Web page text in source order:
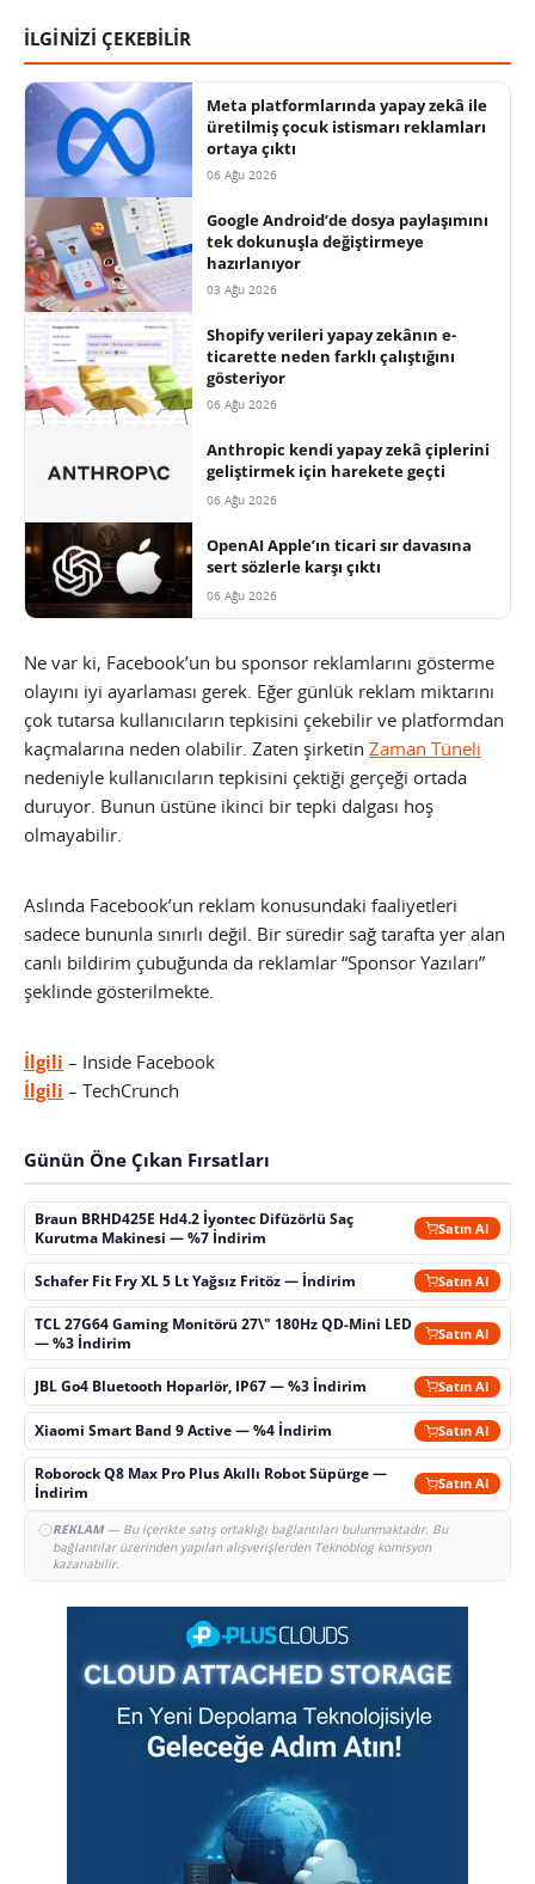
İLGİNİZİ ÇEKEBİLİR
Meta platformlarında yapay zekâ ile
üretilmiş çocuk istismarı reklamları
ortaya çıktı
06 Ağu 2026
Google Android’de dosya paylaşımını
tek dokunuşla değiştirmeye
hazırlanıyor
03 Ağu 2026
Shopify verileri yapay zekânın e-
ticarette neden farklı çalıştığını
gösteriyor
06 Ağu 2026
Anthropic kendi yapay zekâ çiplerini
geliştirmek için harekete geçti
06 Ağu 2026
OpenAI Apple’ın ticari sır davasına
sert sözlerle karşı çıktı
06 Ağu 2026
Ne var ki, Facebook’un bu sponsor reklamlarını gösterme
olayını iyi ayarlaması gerek. Eğer günlük reklam miktarını
çok tutarsa kullanıcıların tepkisini çekebilir ve platformdan
kaçmalarına neden olabilir. Zaten şirketin Zaman Tüneli
nedeniyle kullanıcıların tepkisini çektiği gerçeği ortada
duruyor. Bunun üstüne ikinci bir tepki dalgası hoş
olmayabilir.
Aslında Facebook’un reklam konusundaki faaliyetleri
sadece bununla sınırlı değil. Bir süredir sağ tarafta yer alan
canlı bildirim çubuğunda da reklamlar “Sponsor Yazıları”
şeklinde gösterilmekte.
İlgili – Inside Facebook
İlgili – TechCrunch
Günün Öne Çıkan Fırsatları
Braun BRHD425E Hd4.2 İyontec Difüzörlü Saç
Kurutma Makinesi — %7 İndirim
Satın Al
Schafer Fit Fry XL 5 Lt Yağsız Fritöz — İndirim Satın Al
TCL 27G64 Gaming Monitörü 27\" 180Hz QD-Mini LED
— %3 İndirim
Satın Al
JBL Go4 Bluetooth Hoparlör, IP67 — %3 İndirim Satın Al
Xiaomi Smart Band 9 Active — %4 İndirim Satın Al
Roborock Q8 Max Pro Plus Akıllı Robot Süpürge —
İndirim
Satın Al
REKLAM— Bu içerikte satış ortaklığı bağlantıları bulunmaktadır. Bu
bağlantılar üzerinden yapılan alışverişlerden Teknoblog komisyon
kazanabilir.